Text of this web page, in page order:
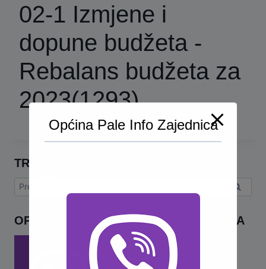
02-1 Izmjene i
dopune budžeta -
Rebalans budžeta za
2023(1293)
TRAŽI
Pretraga:
OPĆINA PALE INFO – VIBER ZAJEDNICA
Općina Pale Info Zajednica